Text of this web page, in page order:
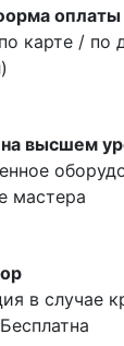
оплаты
карте / по
высшем
мастера
в случае